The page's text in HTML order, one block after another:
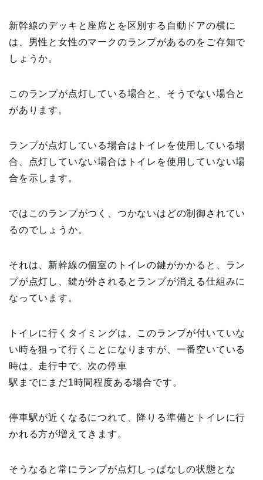
新幹線のデッキと座席とを区別する自動ドアの横に
は、男性と女性のマークのランプがあるのをご存知で
しょうか。
このランプが点灯している場合と、そうでない場合と
があります。
ランプが点灯している場合はトイレを使用している場
合、点灯していない場合はトイレを使用していない場
合を示します。
ではこのランプがつく、つかないはどの制御されてい
るのでしょうか。
それは、新幹線の個室のトイレの鍵がかかると、ラン
プが点灯し、鍵が外されるとランプが消える仕組みに
なっています。
トイレに行くタイミングは、このランプが付いていな
い時を狙って行くことになりますが、一番空いている
時は、走行中で、次の停車
駅までにまだ1時間程度ある場合です。
停車駅が近くなるにつれて、降りる準備とトイレに行
かれる方が増えてきます。
そうなると常にランプが点灯しっぱなしの状態とな